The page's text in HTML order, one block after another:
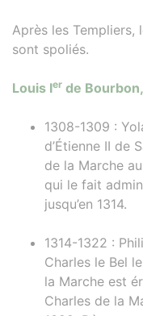
Après les Templiers,
sont spoliés.
Louis Ier de
1308-1309 :
d’Étienne II de
de la Marche
qui le fait
jusqu’en 1314.
1314-1322 :
Charles le Bel
la Marche est
Charles de la